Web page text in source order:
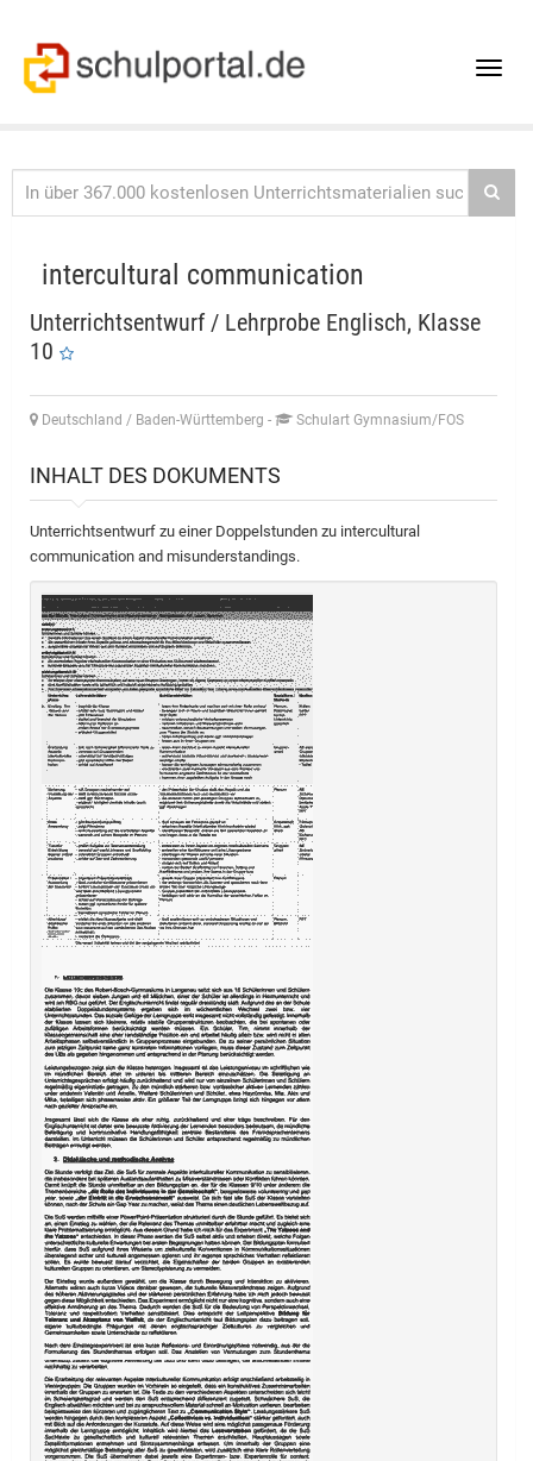
Toggle
intercultural communication
Unterrichtsentwurf / Lehrprobe Englisch, Klasse
10
Deutschland / Baden-Württemberg - Schulart Gymnasium/FOS
INHALT DES DOKUMENTS
Unterrichtsentwurf zu einer Doppelstunden zu intercultural
communication and misunderstandings.